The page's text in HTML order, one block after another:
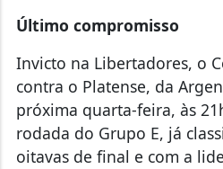
Último compromisso
Invicto na Libertadores, o
contra o Platense, da
próxima quarta-feira, às
rodada do Grupo E, já
oitavas de final e com a